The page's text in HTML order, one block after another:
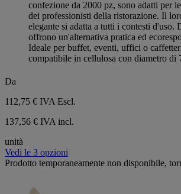
confezione da 2000 pz, sono adatti per
dei professionisti della ristorazione. Il
elegante si adatta a tutti i contesti
offrono un'alternativa pratica ed
Ideale per buffet, eventi, uffici o
compatibile in cellulosa con diametro di
Da
112,75 € IVA Escl.
137,56 € IVA incl.
unità
Vedi le 3 opzioni
Prodotto temporaneamente non disponibile,